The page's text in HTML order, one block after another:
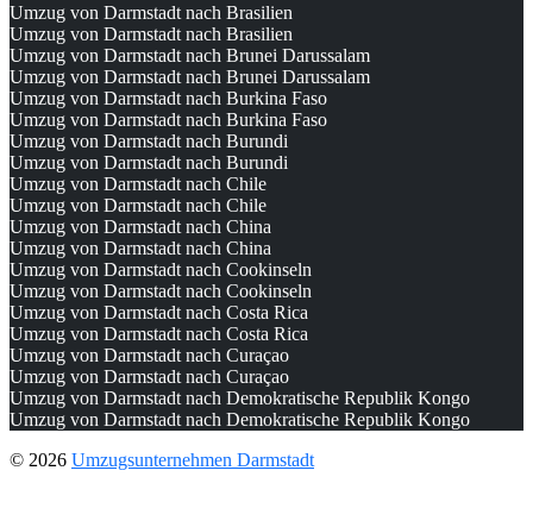
Umzug von Darmstadt nach Brasilien
Umzug von Darmstadt nach Brasilien
Umzug von Darmstadt nach Brunei Darussalam
Umzug von Darmstadt nach Brunei Darussalam
Umzug von Darmstadt nach Burkina Faso
Umzug von Darmstadt nach Burkina Faso
Umzug von Darmstadt nach Burundi
Umzug von Darmstadt nach Burundi
Umzug von Darmstadt nach Chile
Umzug von Darmstadt nach Chile
Umzug von Darmstadt nach China
Umzug von Darmstadt nach China
Umzug von Darmstadt nach Cookinseln
Umzug von Darmstadt nach Cookinseln
Umzug von Darmstadt nach Costa Rica
Umzug von Darmstadt nach Costa Rica
Umzug von Darmstadt nach Curaçao
Umzug von Darmstadt nach Curaçao
Umzug von Darmstadt nach Demokratische Republik Kongo
Umzug von Darmstadt nach Demokratische Republik Kongo
© 2026 Umzugsunternehmen Darmstadt